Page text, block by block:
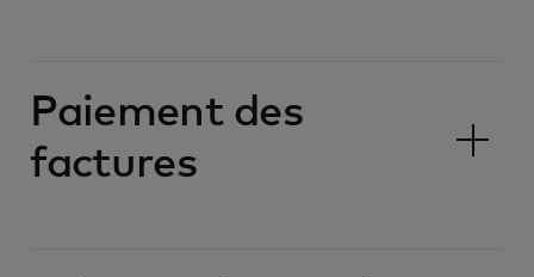
Paiement des
factures